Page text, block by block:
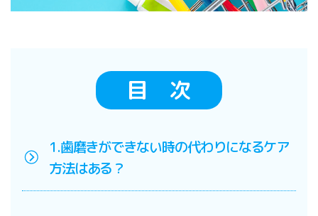
目 次
1.歯磨きができない時の代わりになるケア
方法はある？